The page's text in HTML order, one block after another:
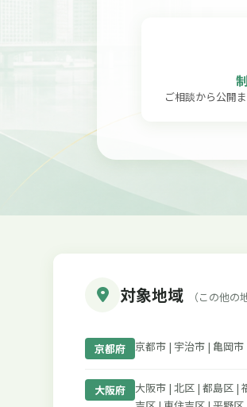
ご相談から公開
対象地域 （この他
京都府 京都市 | 宇治市 | 亀岡
大阪府
大阪市 | 北区 | 都島区 |